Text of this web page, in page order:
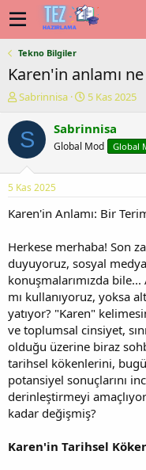
Tekno Bilgiler
Karen'in anlamı ne
K
n
u
y
b
a
ş
t
a
n
Sabrinnisa
B
ş
a
ç
r
i
h
i
5 Kas 2025
S Sabrinnisa
Global Mod Global
5 Kas 2025
Karen'in Anlamı: Bir
Herkese merhaba! Son
duyuyoruz, sosyal
konuşmalarımızda
mı kullanıyoruz, yoksa
yatıyor? "Karen"
ve toplumsal cinsiyet,
olduğu üzerine biraz
tarihsel kökenlerini,
potansiyel sonuçlarını
derinleştirmeyi
kadar değişmiş?
Karen'in Tarihsel